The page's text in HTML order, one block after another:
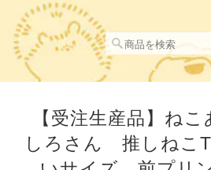
【受注生産品】ね
しろさん 推しねこ